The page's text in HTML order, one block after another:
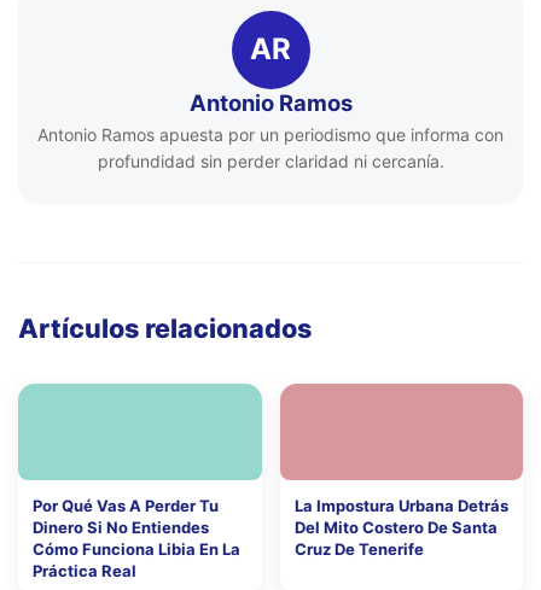
AR
Antonio Ramos
Antonio Ramos apuesta por un periodismo que informa con
profundidad sin perder claridad ni cercanía.
Artículos relacionados
Por Qué Vas A Perder Tu
Dinero Si No Entiendes
Cómo Funciona Libia En La
Práctica Real
La Impostura Urbana Detrás
Del Mito Costero De Santa
Cruz De Tenerife